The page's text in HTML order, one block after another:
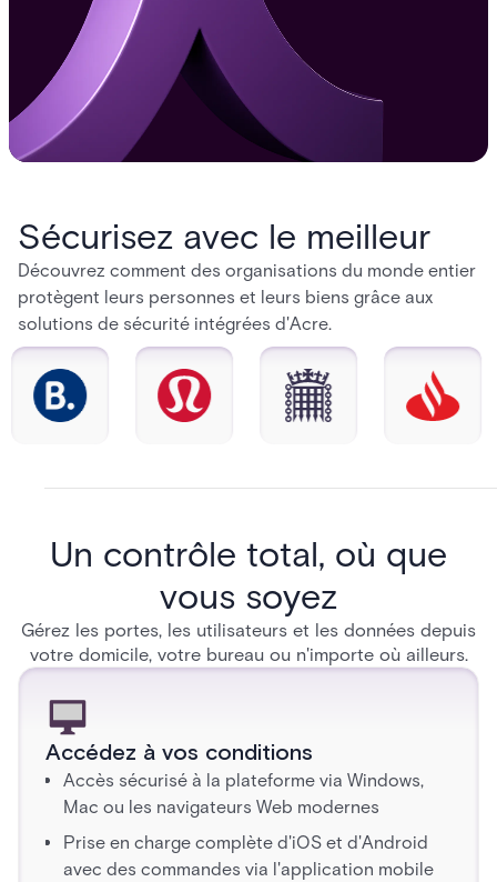
Sécurisez avec le meilleur
Découvrez comment des organisations du monde entier
protègent leurs personnes et leurs biens grâce aux
solutions de sécurité intégrées d'Acre.
Un contrôle total, où que
vous soyez
Gérez les portes, les utilisateurs et les données depuis
votre domicile, votre bureau ou n'importe où ailleurs.
Accédez à vos conditions
Accès sécurisé à la plateforme via Windows,
Mac ou les navigateurs Web modernes
Prise en charge complète d'iOS et d'Android
avec des commandes via l'application mobile